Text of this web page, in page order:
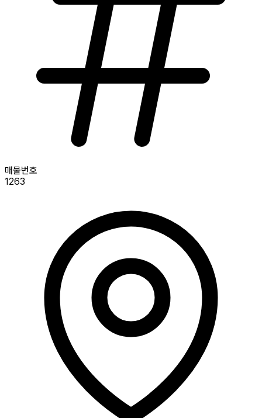
매물번호
1263